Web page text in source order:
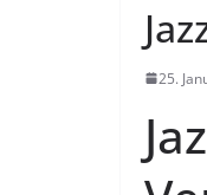
25.